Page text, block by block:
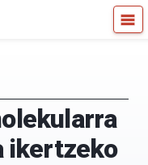
ikertzeko